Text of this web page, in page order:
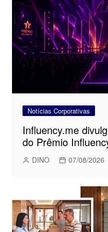
Notícias Corporativas
Influency.me
do Prêmio
DINO 07/08/2026